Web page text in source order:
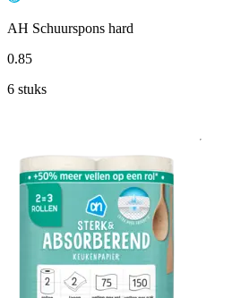
AH Schuurspons hard
0.85
6 stuks